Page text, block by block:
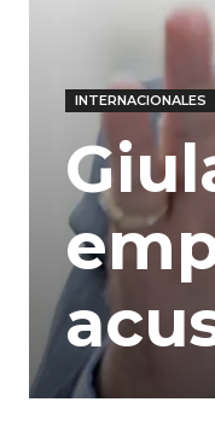
INTERNACIONALES